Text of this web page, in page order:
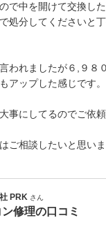
で中を開けて交換し
処分してくださいと
われましたが６,９８
アップした感じです。
事にしてるのでご依
ご相談したいと思いま
PRK さん
修理の口コミ